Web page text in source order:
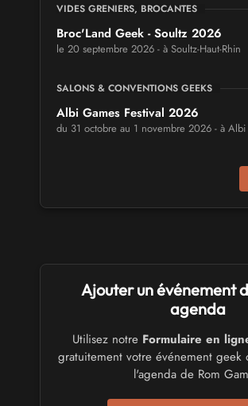
VIDES GRENIERS, BROCANTES
Broc'Land Geek - Soultz 2026
le 20 septembre 2026 - à Soultz-Haut-Rhin
SALONS & CONVENTIONS GEEKS
Albi Games Festival 2026
du 31 octobre au 1 novembre 2026 - à Albi
Virtual Calais - salon du jeu vidéo
numériques 2026
SALONS & CONVENTIONS GEEKS
Trolls et Légendes 2027
du 26 au 28 mars 2027 - à Mons
CULTURE JAPONAISE ET OTAKU
Mang'Azur 2027
les 24 et 25 avril 2027 - à Toulon
Ajouter un événement
agenda
Utilisez notre Formulaire en
gratuitement votre événement geek
l'agenda de Rom